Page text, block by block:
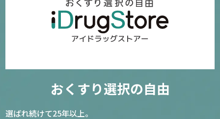
おくすり選択の自由
選ばれ続けて25年以上。